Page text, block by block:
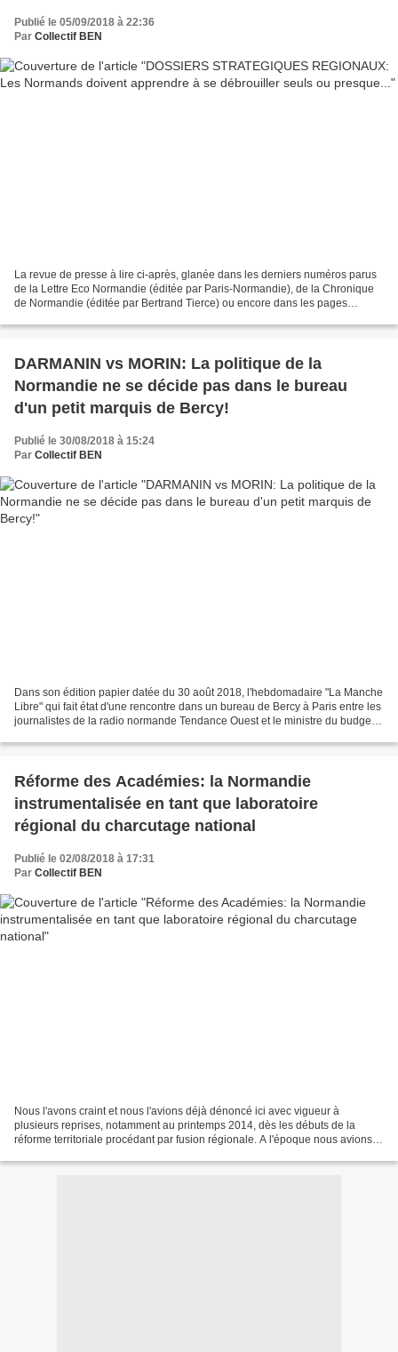
Publié le 05/09/2018 à 22:36
Par Collectif BEN
La revue de presse à lire ci-après, glanée dans les derniers numéros parus
de la Lettre Eco Normandie (éditée par Paris-Normandie), de la Chronique
de Normandie (éditée par Bertrand Tierce) ou encore dans les pages
DARMANIN vs MORIN: La politique de la
Normandie ne se décide pas dans le bureau
d'un petit marquis de Bercy!
Publié le 30/08/2018 à 15:24
Par Collectif BEN
Dans son édition papier datée du 30 août 2018, l'hebdomadaire "La Manche
Libre" qui fait état d'une rencontre dans un bureau de Bercy à Paris entre les
journalistes de la radio normande Tendance Ouest et le ministre du budget
Réforme des Académies: la Normandie
instrumentalisée en tant que laboratoire
régional du charcutage national
Publié le 02/08/2018 à 17:31
Par Collectif BEN
Nous l'avons craint et nous l'avions déjà dénoncé ici avec vigueur à
plusieurs reprises, notamment au printemps 2014, dès les débuts de la
réforme territoriale procédant par fusion régionale. A l'époque nous avions